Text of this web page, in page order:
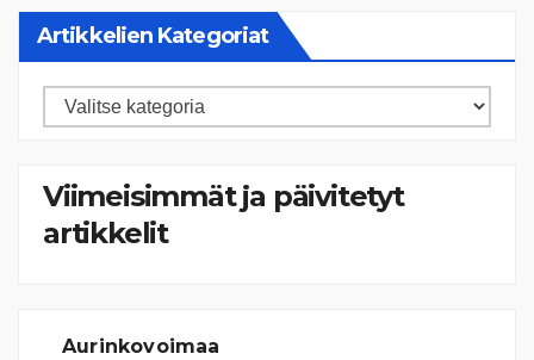
Artikkelien Kategoriat
Artikkelien
Viimeisimmät ja päivitetyt
artikkelit
Aurinkovoimaa